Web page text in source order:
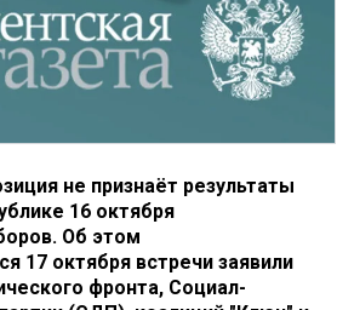
не признаёт результаты
16 октября
Об этом
17 октября встречи заявили
фронта, Социал-